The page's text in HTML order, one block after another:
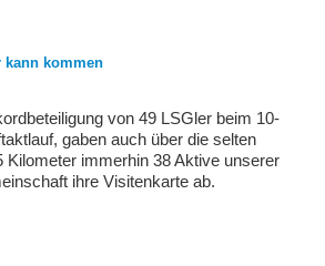
kann kommen
von 49 LSGler beim 10-
gaben auch über die selten
Kilometer immerhin 38 Aktive unserer
ihre Visitenkarte ab.